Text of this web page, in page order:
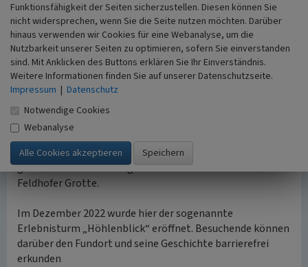
Erinnerungslandschaft der Öffentlichkeit übergeben. Ein
archäologischer Parcours führt entlang des Weges
zwischen dem Neanderthal Museum und der Fundstelle.
Verschiedene architektonische Elemente und
Informationsträger erläutern hier die Geschichte des Tals.
Ein an der Felsformation „Rabenstein“ beginnender 200
Meter langer Plattenweg verdeutlicht dabei den langen
Weg der menschlichen Evolution in den letzten
zweieinhalb Millionen Jahren. An der inzwischen wieder
verfüllten Ausgrabungsstätte kennzeichnen rot-weiß
gestrichene Vermessungsstäbe den Fundort der früheren
Feldhofer Grotte.
Im Dezember 2022 wurde hier der sogenannte
Erlebnisturm „Höhlenblick“ eröffnet. Besuchende können
darüber den Fundort und seine Geschichte barrierefrei
erkunden
Funktionsfähigkeit der Seiten sicherzustellen. Diesen können Sie
nicht widersprechen, wenn Sie die Seite nutzen möchten. Darüber
hinaus verwenden wir Cookies für eine Webanalyse, um die
Nutzbarkeit unserer Seiten zu optimieren, sofern Sie einverstanden
sind. Mit Anklicken des Buttons erklären Sie Ihr Einverständnis.
Weitere Informationen finden Sie auf unserer Datenschutzseite.
Impressum | Datenschutz
Notwendige Cookies
Webanalyse